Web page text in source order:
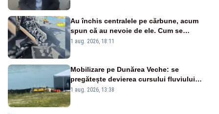
Au închis centralele pe cărbune, acum
spun că au nevoie de ele. Cum se
pasează vina în plină criză energetică
1 aug. 2026, 18:11
Mobilizare pe Dunărea Veche: se
pregătește devierea cursului fluviului
către Cernavodă – VIDEO
1 aug. 2026, 13:38